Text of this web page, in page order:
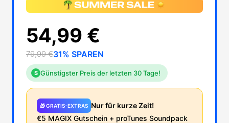
54,99 €
79,99 €31% SPAREN
$ Günstigster Preis der letzten 30 Tage!
🎁 GRATIS-EXTRAS Nur für kurze Zeit!
€5 MAGIX Gutschein + proTunes Soundpack